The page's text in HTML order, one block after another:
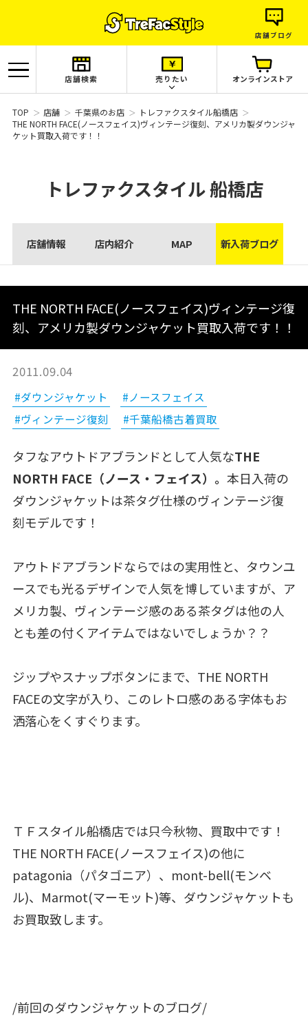
店舗ブログ
店舗検索 売りたい オンラインストア
TOP 店舗 千葉県のお店
トレファクスタイル船橋店
THE NORTH FACE(ノースフェイス)ヴィンテージ復刻、アメリカ製ダウンジャ
ケット買取入荷です！！
トレファクスタイル船橋店
店舗情報 店内紹介 MAP 新入荷ブログ
THE NORTH FACE(ノースフェイス)ヴィンテージ復
刻、アメリカ製ダウンジャケット買取入荷です！！
2011.09.04
#ダウンジャケット
#ノースフェイス
#ヴィンテージ復刻
#千葉船橋古着買取
タフなアウトドアブランドとして人気なTHE
NORTH FACE（ノース・フェイス）。 本日入荷の
ダウンジャケットは茶タグ仕様のヴィンテージ復
刻モデルです！
アウトドアブランドならではの実用性と、タウンユ
ースでも光るデザインで人気を博していますが、ア
メリカ製、ヴィンテージ感のある茶タグは他の人
とも差の付くアイテムではないでしょうか？？
ジップやスナップボタンにまで、THE NORTH
FACEの文字が入り、このレトロ感のある字体もお
洒落心をくすぐります。
ＴＦスタイル船橋店では只今秋物、買取中です！
THE NORTH FACE(ノースフェイス)の他に
patagonia（パタゴニア）、mont-bell(モンベ
ル)、Marmot(マーモット)等、ダウンジャケットも
お買取致します。
/前回のダウンジャケットのブログ/